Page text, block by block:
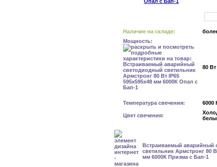
Наличие на складе:
Мощность:
80 Вт
Температура свечения: 6000
Цвет свечения:
Встраиваемый аварийный
светильник Армстронг 80
мм 6000К Призма с Бап-1